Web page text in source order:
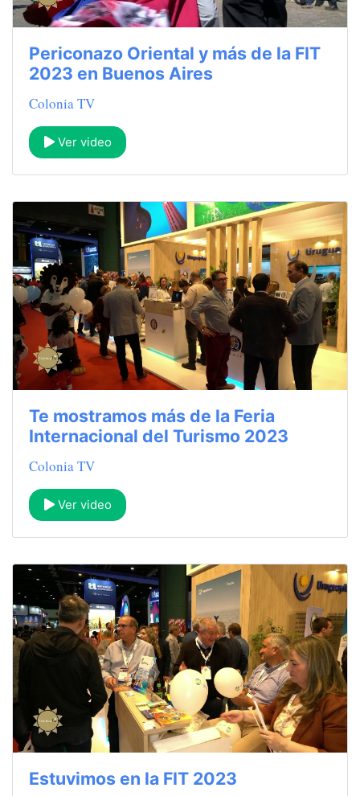
Periconazo Oriental y más de la FIT
2023 en Buenos Aires
Colonia TV
Ver video
Te mostramos más de la Feria
Internacional del Turismo 2023
Colonia TV
Ver video
Estuvimos en la FIT 2023